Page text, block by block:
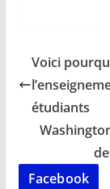
b
o
o
k
l
Voici
étudiants
Facebook